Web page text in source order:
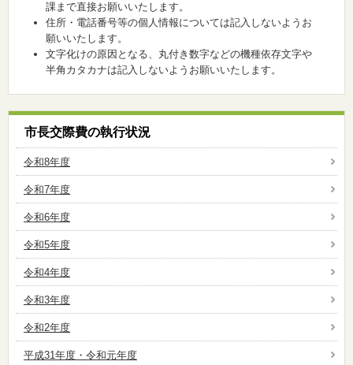
課まで直接お願いいたします。
住所・電話番号等の個人情報については記入しないようお
願いいたします。
文字化けの原因となる、丸付き数字などの機種依存文字や
半角カタカナは記入しないようお願いいたします。
市長交際費の執行状況
令和8年度
令和7年度
令和6年度
令和5年度
令和4年度
令和3年度
令和2年度
平成31年度・令和元年度